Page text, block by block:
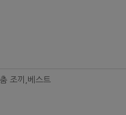
조끼,베스트